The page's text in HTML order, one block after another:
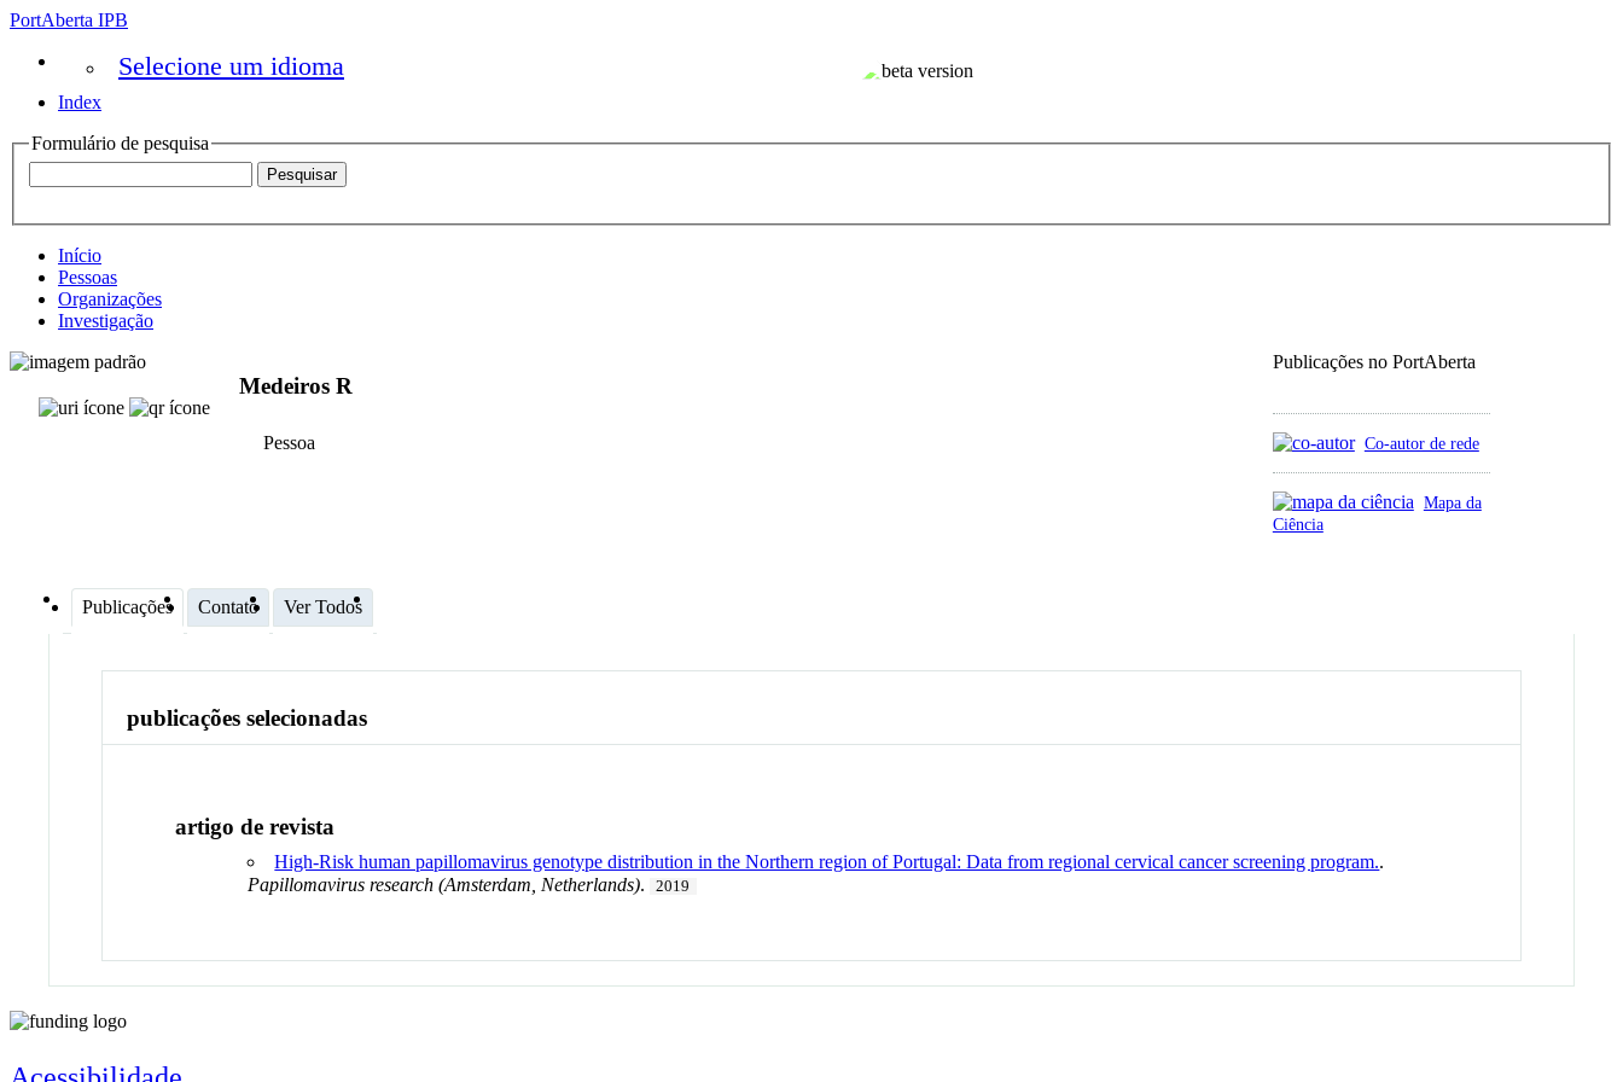
PortAberta IPB
Selecione um idioma
Index
Formulário de pesquisa
Início
Pessoas
Organizações
Investigação
Publicações no PortAberta
Co-autor de rede
Mapa da
Ciência
Medeiros R
Pessoa
Publicações Contato Ver Todos
publicações selecionadas
artigo de revista
High-Risk human papillomavirus genotype distribution in the Northern region of Portugal: Data from regional cervical cancer screening program..
Papillomavirus research (Amsterdam, Netherlands). 2019